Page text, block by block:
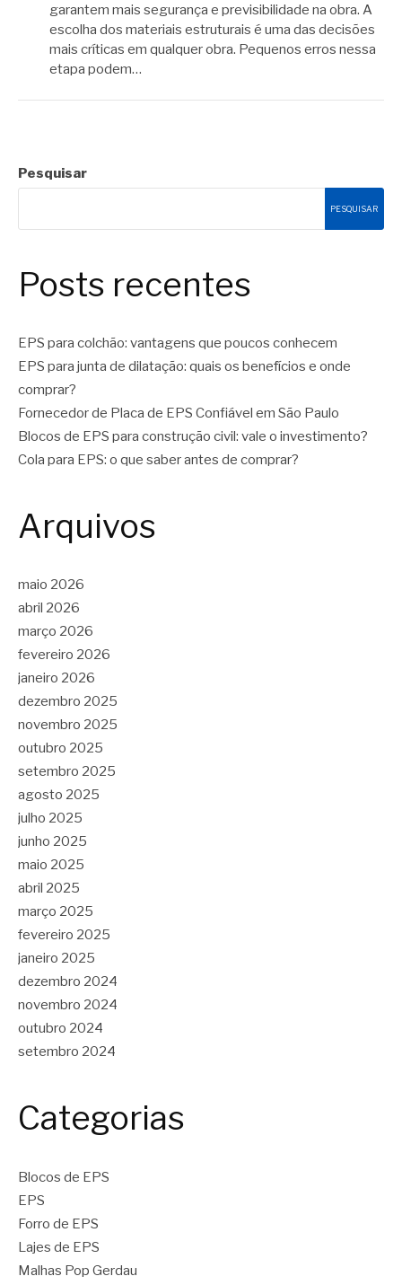
garantem mais segurança e previsibilidade na obra. A
escolha dos materiais estruturais é uma das decisões
mais críticas em qualquer obra. Pequenos erros nessa
etapa podem…
Pesquisar
PESQUISAR
Posts recentes
EPS para colchão: vantagens que poucos conhecem
EPS para junta de dilatação: quais os benefícios e onde
comprar?
Fornecedor de Placa de EPS Confiável em São Paulo
Blocos de EPS para construção civil: vale o investimento?
Cola para EPS: o que saber antes de comprar?
Arquivos
maio 2026
abril 2026
março 2026
fevereiro 2026
janeiro 2026
dezembro 2025
novembro 2025
outubro 2025
setembro 2025
agosto 2025
julho 2025
junho 2025
maio 2025
abril 2025
março 2025
fevereiro 2025
janeiro 2025
dezembro 2024
novembro 2024
outubro 2024
setembro 2024
Categorias
Blocos de EPS
EPS
Forro de EPS
Lajes de EPS
Malhas Pop Gerdau